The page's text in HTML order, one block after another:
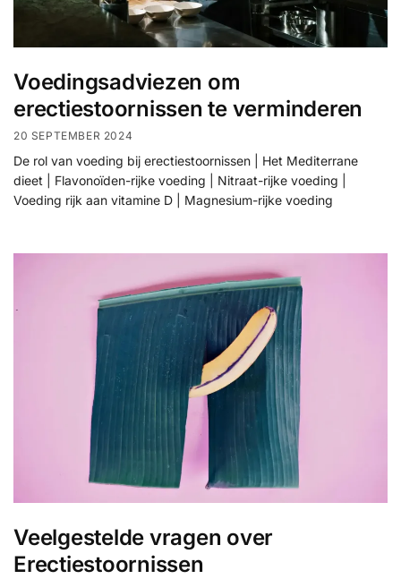
Voedingsadviezen om
erectiestoornissen te verminderen
20 SEPTEMBER 2024
De rol van voeding bij erectiestoornissen | Het Mediterrane
dieet | Flavonoïden-rijke voeding | Nitraat-rijke voeding |
Voeding rijk aan vitamine D | Magnesium-rijke voeding
Veelgestelde vragen over
Erectiestoornissen